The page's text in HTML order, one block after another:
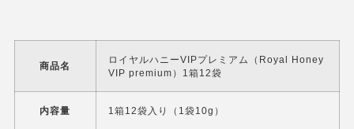
商品名
ロイヤルハニーVIPプレミアム（Royal Honey
VIP premium）1箱12袋
内容量 1箱12袋入り（1袋10g）